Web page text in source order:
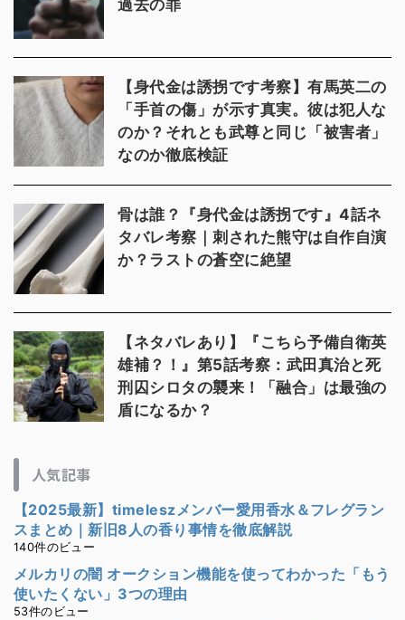
過去の罪
【身代金は誘拐です考察】有馬英二の
「手首の傷」が示す真実。彼は犯人な
のか？それとも武尊と同じ「被害者」
なのか徹底検証
骨は誰？『身代金は誘拐です』4話ネ
タバレ考察｜刺された熊守は自作自演
か？ラストの蒼空に絶望
【ネタバレあり】『こちら予備自衛英
雄補？！』第5話考察：武田真治と死
刑囚シロタの襲来！「融合」は最強の
盾になるか？
人気記事
【2025最新】timeleszメンバー愛用香水＆フレグラン
スまとめ｜新旧8人の香り事情を徹底解説
140件のビュー
メルカリの闇 オークション機能を使ってわかった「もう
使いたくない」3つの理由
53件のビュー